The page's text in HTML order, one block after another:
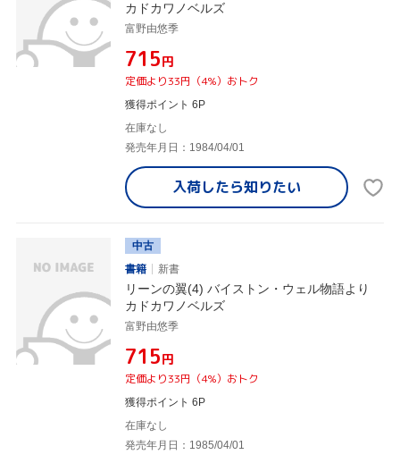
カドカワノベルズ
富野由悠季
¥715円
定価より33円（4%）おトク
獲得ポイント 6P
在庫なし
発売年月日：1984/04/01
入荷したら知りたい
中古
書籍
新書
リーンの翼(4) バイストン・ウェル物語より
カドカワノベルズ
富野由悠季
¥715円
定価より33円（4%）おトク
獲得ポイント 6P
在庫なし
発売年月日：1985/04/01